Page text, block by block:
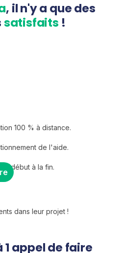
, il n'y a que des
satisfaits !
100 % à distance.
de l'aide.
du début à la fin.
dans leur projet !
1 appel de faire